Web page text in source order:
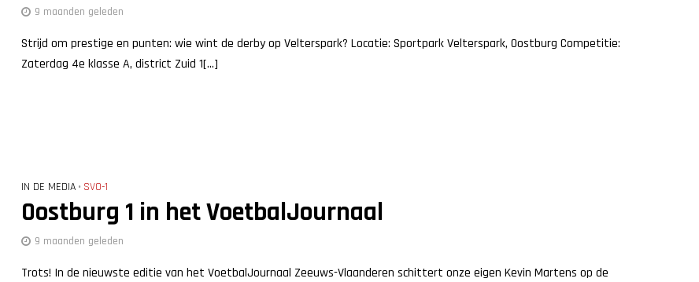
9 maanden geleden
Strijd om prestige en punten: wie wint de derby op Velterspark? Locatie: Sportpark Velterspark, Oostburg Competitie:
Zaterdag 4e klasse A, district Zuid 1[...]
IN DE MEDIA • SVO-1
Oostburg 1 in het VoetbalJournaal
9 maanden geleden
Trots! In de nieuwste editie van het VoetbalJournaal Zeeuws-Vlaanderen schittert onze eigen Kevin Martens op de